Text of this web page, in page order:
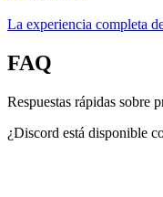
La experiencia completa
FAQ
Respuestas rápidas sobre
¿Discord está disponible